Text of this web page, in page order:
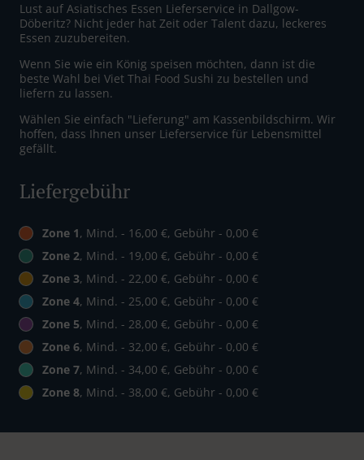
Lust auf Asiatisches Essen Lieferservice in Dallgow-
Döberitz? Nicht jeder hat Zeit oder Talent dazu, leckeres
Essen zuzubereiten.
Wenn Sie wie ein König speisen möchten, dann ist die
beste Wahl bei Viet Thai Food Sushi zu bestellen und
liefern zu lassen.
Wählen Sie einfach "Lieferung" am Kassenbildschirm. Wir
hoffen, dass Ihnen unser Lieferservice für Lebensmittel
gefällt.
Liefergebühr
Zone 1, Mind. - 16,00 €, Gebühr - 0,00 €
Zone 2, Mind. - 19,00 €, Gebühr - 0,00 €
Zone 3, Mind. - 22,00 €, Gebühr - 0,00 €
Zone 4, Mind. - 25,00 €, Gebühr - 0,00 €
Zone 5, Mind. - 28,00 €, Gebühr - 0,00 €
Zone 6, Mind. - 32,00 €, Gebühr - 0,00 €
Zone 7, Mind. - 34,00 €, Gebühr - 0,00 €
Zone 8, Mind. - 38,00 €, Gebühr - 0,00 €